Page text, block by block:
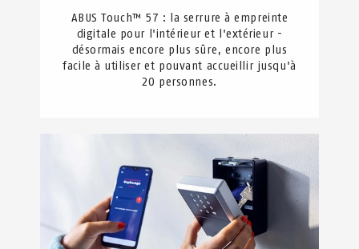
ABUS Touch™ 57 : la serrure à empreinte
digitale pour l'intérieur et l'extérieur -
désormais encore plus sûre, encore plus
facile à utiliser et pouvant accueillir jusqu'à
20 personnes.